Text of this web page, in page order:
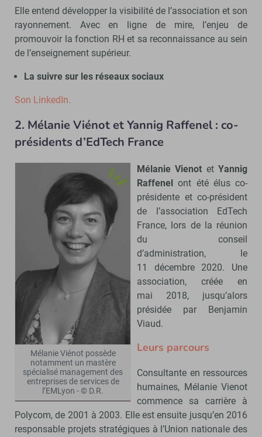
Elle entend développer la visibilité de l’association et son
rayonnement. Avec en ligne de mire, l’enjeu de
promouvoir la fonction RH et sa reconnaissance au sein
de l’enseignement supérieur.
La suivre sur les réseaux sociaux
Son LinkedIn.
2. Mélanie Viénot et Yannig Raffenel : co-
présidents d’EdTech France
Mélanie Viénot possède
notamment un mastère
spécialisé management des
entreprises de services de
l’EMLyon - © D.R.
Mélanie Vienot etYannig
Raffenel ont été élus co-
présidente et co-président
de l’association EdTech
France, lors de la réunion
du conseil
d’administration, le
11 décembre 2020. Une
association, créée en
mai 2018, jusqu’alors
présidée par Benjamin
Viaud.
Leurs parcours
Consultante en ressources
humaines, Mélanie Vienot
commence sa carrière à
Polycom, de 2001 à 2003. Elle est ensuite jusqu’en 2016
responsable projets stratégiques à l’Union nationale des